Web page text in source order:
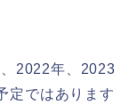
2022年、2023
定ではあります